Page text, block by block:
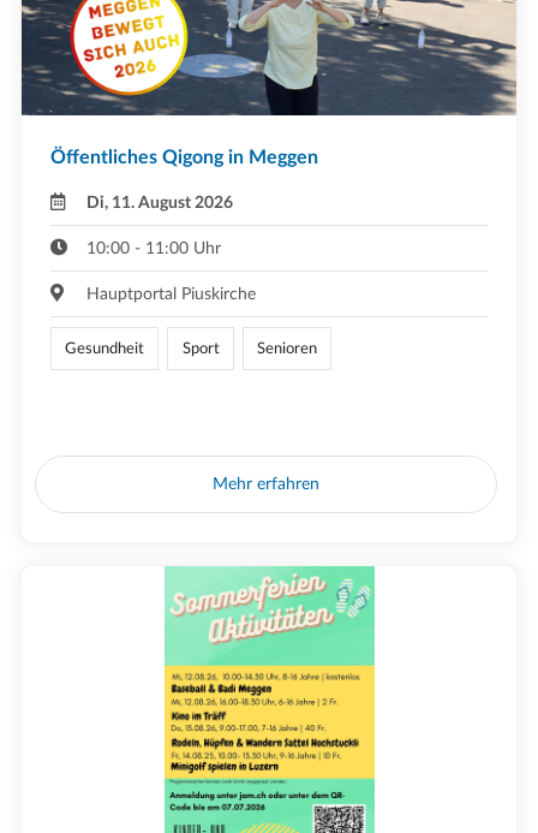
Öffentliches Qigong in Meggen
Di, 11. August 2026
10:00 - 11:00 Uhr
Hauptportal Piuskirche
Gesundheit Sport Senioren
Mehr erfahren